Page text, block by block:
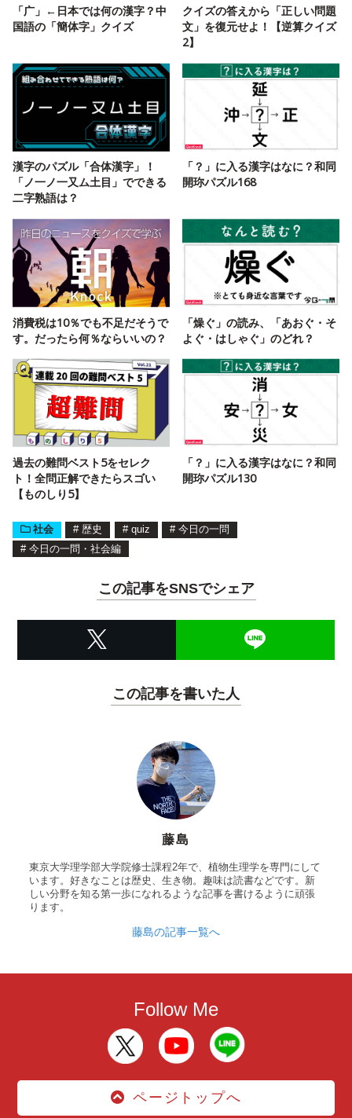
「广」←日本では何の漢字？中
国語の「簡体字」クイズ
クイズの答えから「正しい問題
文」を復元せよ！【逆算クイズ
2】
漢字のパズル「合体漢字」！
「ノ一ノ一又ム土目」でできる
二字熟語は？
「？」に入る漢字はなに？和同
開珎パズル168
消費税は10％でも不足だそうで
す。だったら何％ならいいの？
「燥ぐ」の読み、「あおぐ・そ
よぐ・はしゃぐ」のどれ？
過去の難問ベスト5をセレク
ト！全問正解できたらスゴい
【ものしり5】
「？」に入る漢字はなに？和同
開珎パズル130
社会 # 歴史 # quiz # 今日の一問
# 今日の一問・社会編
この記事をSNSでシェア
この記事を書いた人
藤島
東京大学理学部大学院修士課程2年で、植物生理学を専門にして
います。好きなことは歴史、生き物。趣味は読書などです。新
しい分野を知る第一歩になれるような記事を書けるように頑張
ります。
藤島の記事一覧へ
Follow Me
ページトップへ